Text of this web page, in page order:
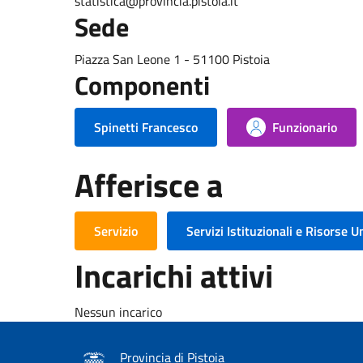
Sede
Piazza San Leone 1 - 51100 Pistoia
Componenti
Spinetti Francesco Funzionario
Afferisce a
Servizio Servizi Istituzionali e Risorse
Incarichi attivi
Nessun incarico
Provincia di Pistoia